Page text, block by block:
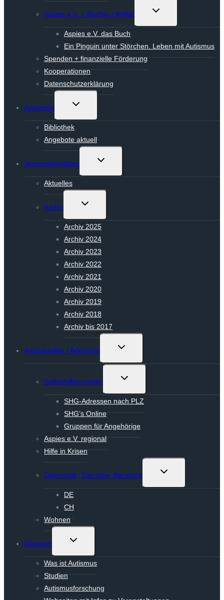
Aspies e.V. – Bücher / Artikel
Untermenü
Aspies e.V. das Buch
Ein Pinguin unter Störchen. Leben mit Autismus
Spenden + finanzielle Förderung
Kooperationen
Datenschutzerklärung
Angebote
Untermenü
Bibliothek
Angebote aktuell
Vereinsaktivitäten
Untermenü
Aktuelles
Archiv
Untermenü
Archiv 2025
Archiv 2024
Archiv 2023
Archiv 2022
Archiv 2021
Archiv 2020
Archiv 2019
Archiv 2018
Archiv bis 2017
Anlaufstellen / Adressen
Untermenü
Selbsthilfegruppen
Untermenü
SHG-Adressen nach PLZ
SHG’s Online
Gruppen für Angehörige
Aspies e.V. regional
Hilfe in Krisen
Diagnostik, Therapie, Beratung
Untermenü
DE
CH
Wohnen
Weiteres
Untermenü
Was ist Autismus
Studien
Autismusforschung